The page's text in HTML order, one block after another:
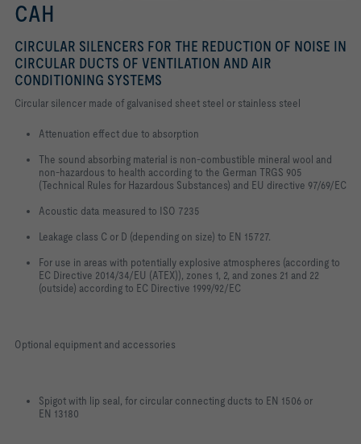
CAH
CIRCULAR SILENCERS FOR THE REDUCTION OF NOISE IN
CIRCULAR DUCTS OF VENTILATION AND AIR
CONDITIONING SYSTEMS
Circular silencer made of galvanised sheet steel or stainless steel
Attenuation effect due to absorption
The sound absorbing material is non-combustible mineral wool and
non-hazardous to health according to the German TRGS 905
(Technical Rules for Hazardous Substances) and EU directive 97/69/EC
Acoustic data measured to ISO 7235
Leakage class C or D (depending on size) to EN 15727.
For use in areas with potentially explosive atmospheres (according to
EC Directive 2014/34/EU (ATEX)), zones 1, 2, and zones 21 and 22
(outside) according to EC Directive 1999/92/EC
Optional equipment and accessories
Spigot with lip seal, for circular connecting ducts to EN 1506 or
EN 13180